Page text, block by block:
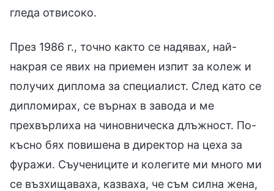
гледа отвисоко.
През 1986 г., точно както се надявах, най-
накрая се явих на приемен изпит за колеж и
получих диплома за специалист. След като се
дипломирах, се върнах в завода и ме
прехвърлиха на чиновническа длъжност. По-
късно бях повишена в директор на цеха за
фуражи. Съучениците и колегите ми много ми
се възхищаваха, казваха, че съм силна жена,